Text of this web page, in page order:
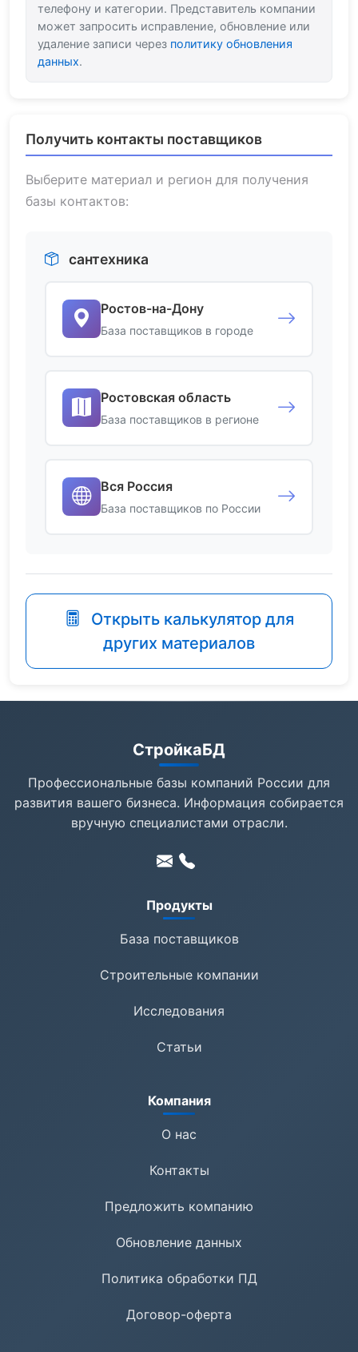
телефону и категории. Представитель компании
может запросить исправление, обновление или
удаление записи через политику обновления
данных.
Получить контакты поставщиков
Выберите материал и регион для получения
базы контактов:
сантехника
Ростов-на-Дону
База поставщиков в городе
Ростовская область
База поставщиков в регионе
Вся Россия
База поставщиков по России
Открыть калькулятор для
других материалов
СтройкаБД
Профессиональные базы компаний России для
развития вашего бизнеса. Информация собирается
вручную специалистами отрасли.
Продукты
База поставщиков
Строительные компании
Исследования
Статьи
Компания
О нас
Контакты
Предложить компанию
Обновление данных
Политика обработки ПД
Договор-оферта